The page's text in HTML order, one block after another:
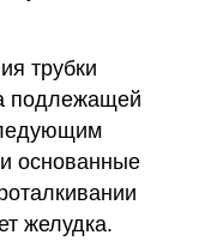
трубки
подлежащей
основанные
желудка.